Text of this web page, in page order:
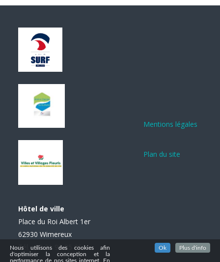
Hôtel de ville
Place du Roi Albert 1er
62930 Wimereux
Tél. : 03 21 99 85 85
Mentions légales
Plan du site
Nous utilisons des cookies afin
d'optimiser la conception et la
performance de nos sites internet. En
Ok Plus d'info